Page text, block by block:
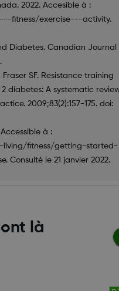
2022. Accesible à :
fitness/exercise---activity.
Diabetes. Canadian Journal
SF. Resistance training
diabetes: A systematic
2009;83(2):157-175. doi:
à :
living/fitness/getting-started-
Consulté le 21 janvier 2022.
là